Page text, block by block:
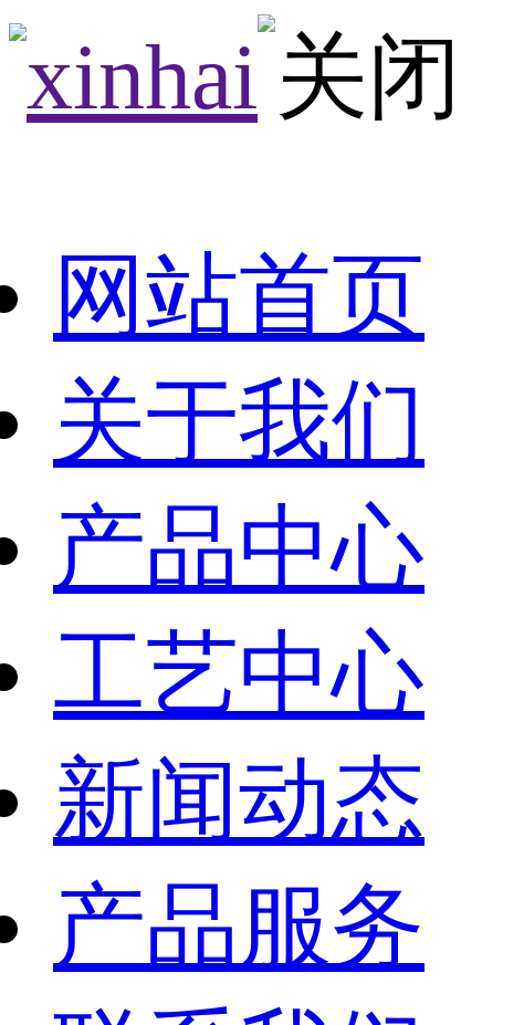
网站首页
关于我们
产品中心
工艺中心
新闻动态
产品服务